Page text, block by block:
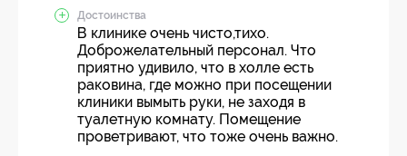
Достоинства
В клинике очень чисто,тихо.
Доброжелательный персонал. Что
приятно удивило, что в холле есть
раковина, где можно при посещении
клиники вымыть руки, не заходя в
туалетную комнату. Помещение
проветривают, что тоже очень важно.